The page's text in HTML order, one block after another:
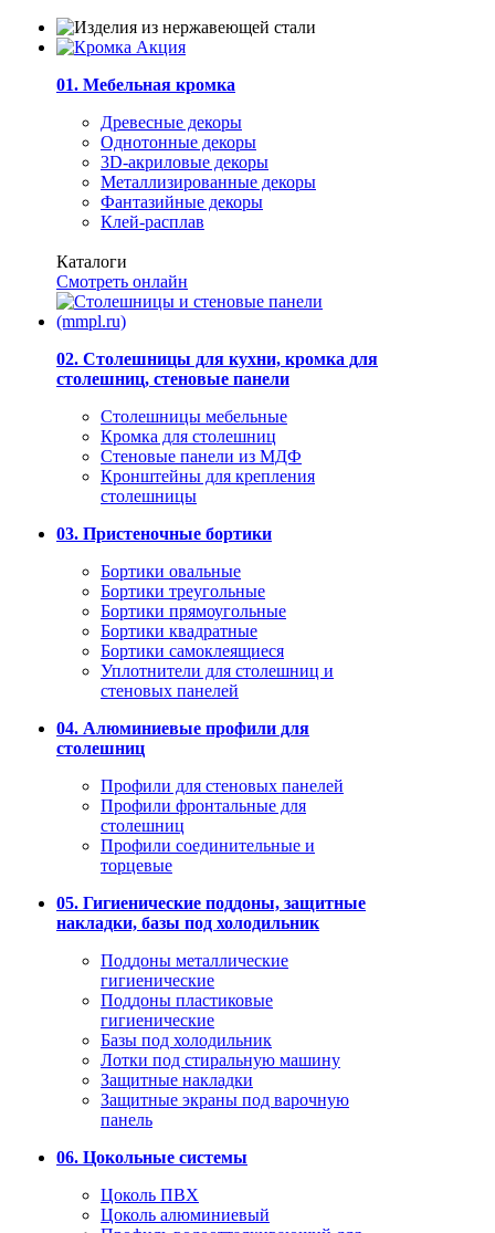
01. Мебельная кромка
Древесные декоры
Однотонные декоры
3D-акриловые декоры
Металлизированные декоры
Фантазийные декоры
Клей-расплав
Каталоги
Смотреть онлайн
02. Столешницы для кухни, кромка для
столешниц, стеновые панели
Столешницы мебельные
Кромка для столешниц
Стеновые панели из МДФ
Кронштейны для крепления
столешницы
03. Пристеночные бортики
Бортики овальные
Бортики треугольные
Бортики прямоугольные
Бортики квадратные
Бортики самоклеящиеся
Уплотнители для столешниц и
стеновых панелей
04. Алюминиевые профили для
столешниц
Профили для стеновых панелей
Профили фронтальные для
столешниц
Профили соединительные и
торцевые
05. Гигиенические поддоны, защитные
накладки, базы под холодильник
Поддоны металлические
гигиенические
Поддоны пластиковые
гигиенические
Базы под холодильник
Лотки под стиральную машину
Защитные накладки
Защитные экраны под варочную
панель
06. Цокольные системы
Цоколь ПВХ
Цоколь алюминиевый